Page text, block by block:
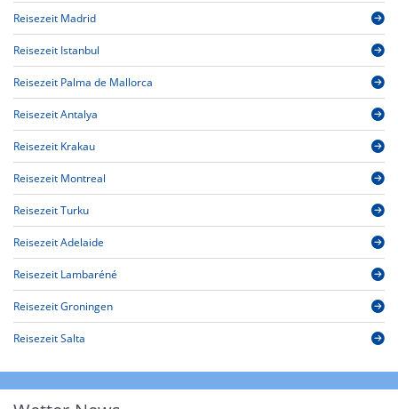
Reisezeit Madrid
Reisezeit Istanbul
Reisezeit Palma de Mallorca
Reisezeit Antalya
Reisezeit Krakau
Reisezeit Montreal
Reisezeit Turku
Reisezeit Adelaide
Reisezeit Lambaréné
Reisezeit Groningen
Reisezeit Salta